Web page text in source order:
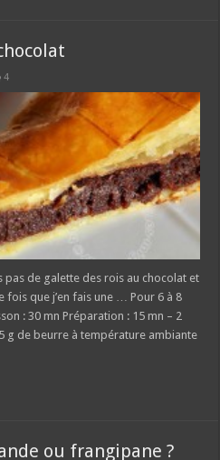
4
pas de galette des rois au chocolat et
fois que j’en fais une … Pour 6 à 8
: 30 mn Préparation : 15 mn – 2
g de beurre à température ambiante
ou frangipane ?